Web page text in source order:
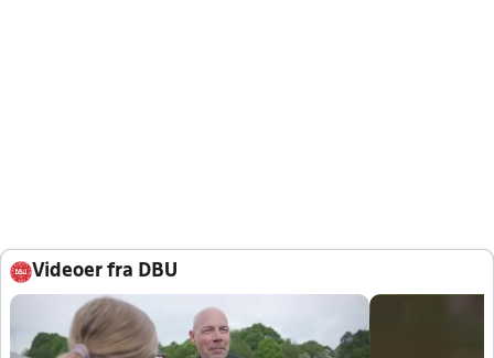
Videoer fra DBU